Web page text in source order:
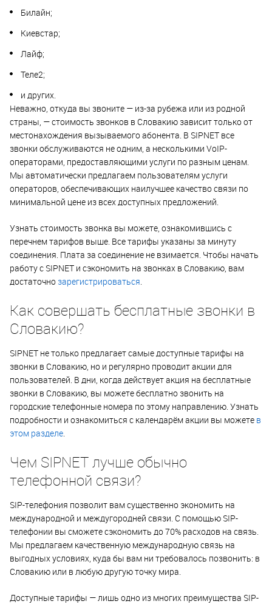
Билайн;
Киевстар;
Лайф;
Теле2;
и других.
Неважно, откуда вы звоните — из-за рубежа или из родной
страны, — стоимость звонков в Словакию зависит только от
местонахождения вызываемого абонента. В SIPNET все
звонки обслуживаются не одним, а несколькими VoIP-
операторами, предоставляющими услуги по разным ценам.
Мы автоматически предлагаем пользователям услуги
операторов, обеспечивающих наилучшее качество связи по
минимальной цене из всех доступных предложений.
Узнать стоимость звонка вы можете, ознакомившись с
перечнем тарифов выше. Все тарифы указаны за минуту
соединения. Плата за соединение не взимается. Чтобы начать
работу с SIPNET и сэкономить на звонках в Словакию, вам
достаточно зарегистрироваться.
Как совершать бесплатные звонки в
Словакию?
SIPNET не только предлагает самые доступные тарифы на
звонки в Словакию, но и регулярно проводит акции для
пользователей. В дни, когда действует акция на бесплатные
звонки в Словакию, вы можете бесплатно звонить на
городские телефонные номера по этому направлению. Узнать
подробности и ознакомиться с календарём акции вы можете в
этом разделе.
Чем SIPNET лучше обычно
телефонной связи?
SIP-телефония позволит вам существенно экономить на
международной и междугородней связи. С помощью SIP-
телефонии вы сможете сэкономить до 70% расходов на связь.
Мы предлагаем качественную международную связь на
выгодных условиях, куда бы вам ни требовалось позвонить: в
Словакию или в любую другую точку мира.
Доступные тарифы — лишь одно из многих преимущества SIP-